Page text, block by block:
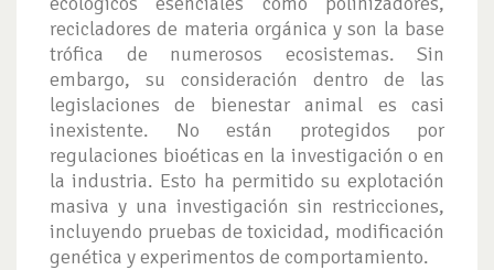
recicladores de materia orgánica y son la base
trófica de numerosos ecosistemas. Sin
embargo, su consideración dentro de las
legislaciones de bienestar animal es casi
inexistente. No están protegidos por
regulaciones bioéticas en la investigación o en
la industria. Esto ha permitido su explotación
masiva y una investigación sin restricciones,
incluyendo pruebas de toxicidad, modificación
genética y experimentos de comportamiento.